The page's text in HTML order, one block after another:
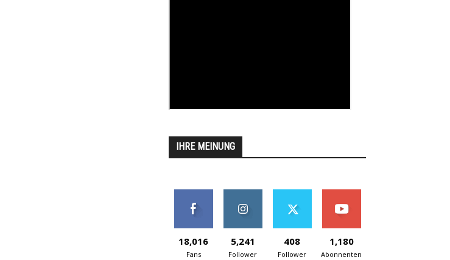
IHRE MEINUNG
18,016
Fans
5,241
Follower
408
Follower
1,180
Abonnenten